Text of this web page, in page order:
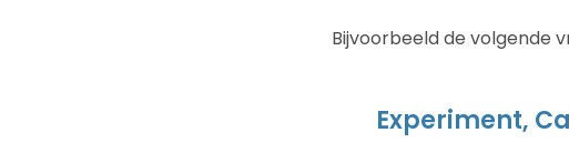
Bijvoorbeeld de volgende
Experiment,